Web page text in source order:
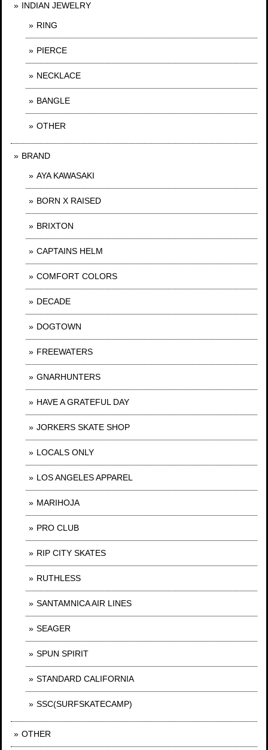
INDIAN JEWELRY
RING
PIERCE
NECKLACE
BANGLE
OTHER
BRAND
AYA KAWASAKI
BORN X RAISED
BRIXTON
CAPTAINS HELM
COMFORT COLORS
DECADE
DOGTOWN
FREEWATERS
GNARHUNTERS
HAVE A GRATEFUL DAY
JORKERS SKATE SHOP
LOCALS ONLY
LOS ANGELES APPAREL
MARIHOJA
PRO CLUB
RIP CITY SKATES
RUTHLESS
SANTAMNICA AIR LINES
SEAGER
SPUN SPIRIT
STANDARD CALIFORNIA
SSC(SURFSKATECAMP)
OTHER